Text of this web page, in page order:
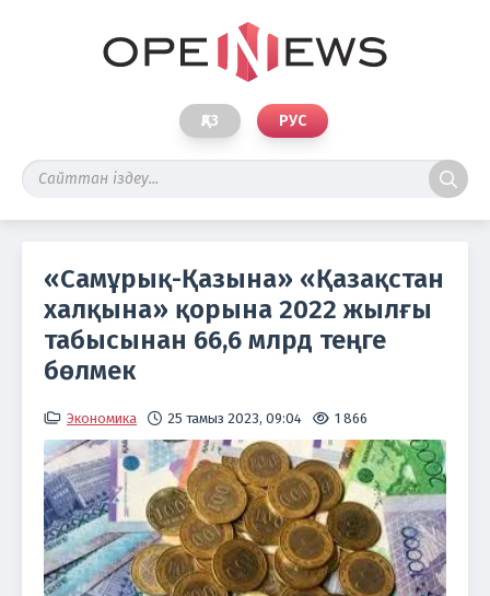
ҚАЗ РУС
«Самұрық-Қазына» «Қазақстан
халқына» қорына 2022 жылғы
табысынан 66,6 млрд теңге
бөлмек
Экономика 25 тамыз 2023, 09:04 1 866